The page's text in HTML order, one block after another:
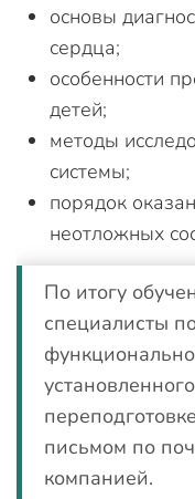
основы
сердца;
особенности
детей;
методы
системы;
порядок
неотложных
По итогу
специалисты
письмом по
компанией.